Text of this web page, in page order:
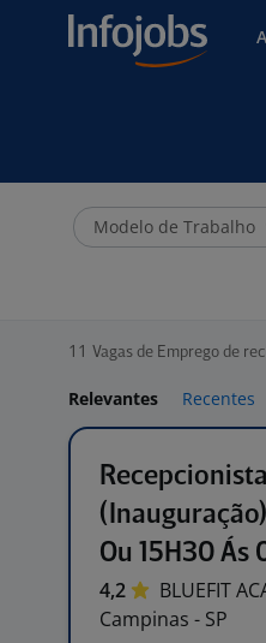
Modelo de Trabalho
11 Vagas de Emprego de
Relevantes Recentes
Ou 15H30 Ás
4,2 BLUEFIT
Campinas - SP